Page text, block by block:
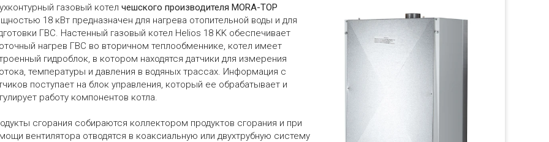
газовый котелчешского производителя MORA-TOP
18 кВт предназначен для нагрева отопительной воды и для
ГВС. Настенный газовый котел Helios 18 KK обеспечивает
нагрев ГВС во вторичном теплообменнике, котел имеет
гидроблок, в котором находятся датчики для измерения
температуры и давления в водяных трассах. Информация с
поступает на блок управления, который ее обрабатывает и
работу компонентов котла.
сгорания собираются коллектором продуктов сгорания и при
вентилятора отводятся в коаксиальную или двухтрубную систему